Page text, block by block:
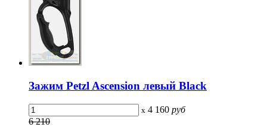
Зажим Petzl Ascension левый Black
x 4 160 руб
6 210